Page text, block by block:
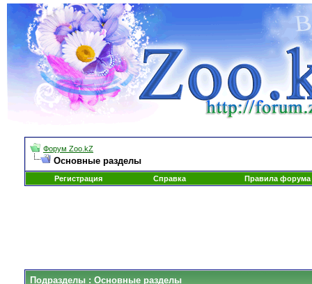
Форум Zoo.kZ
Основные разделы
Регистрация Справка Правила форума
Подразделы : Основные разделы